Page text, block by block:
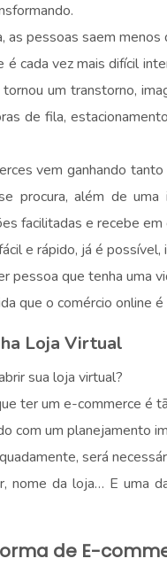
as pessoas saem menos
é cada vez mais difícil
um transtorno,
de fila,
vem ganhando
procura, além de
facilitadas e recebe em
e rápido, já é
pessoa que tenha uma
que o comércio online
Loja Virtual
sua loja virtual?
ter um e-commerce é
com um planejamento
será
nome da loja… E uma
de E-